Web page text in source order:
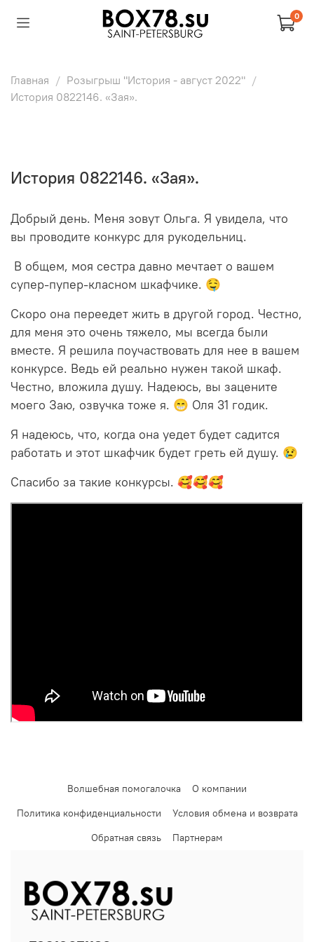
0
Главная
Розыгрыш "История - август 2022"
История 0822146. «Зая».
История 0822146. «Зая».
Добрый день. Меня зовут Ольга. Я увидела, что
вы проводите конкурс для рукодельниц.
В общем, моя сестра давно мечтает о вашем
супер-пупер-класном шкафчике. 🤤
Скоро она переедет жить в другой город. Честно,
для меня это очень тяжело, мы всегда были
вместе. Я решила поучаствовать для нее в вашем
конкурсе. Ведь ей реально нужен такой шкаф.
Честно, вложила душу. Надеюсь, вы зацените
моего Заю, озвучка тоже я. 😁 Оля 31 годик.
Я надеюсь, что, когда она уедет будет садится
работать и этот шкафчик будет греть ей душу. 😢
Спасибо за такие конкурсы. 🥰🥰🥰
Волшебная помогалочка
О компании
Политика конфиденциальности
Условия обмена и возврата
Обратная связь
Партнерам